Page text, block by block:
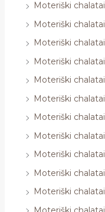
Moteriški chalatai
Moteriški chalatai
Moteriški chalatai
Moteriški chalatai
Moteriški chalatai
Moteriški chalatai
Moteriški chalatai
Moteriški chalatai
Moteriški chalatai
Moteriški chalatai
Moteriški chalatai